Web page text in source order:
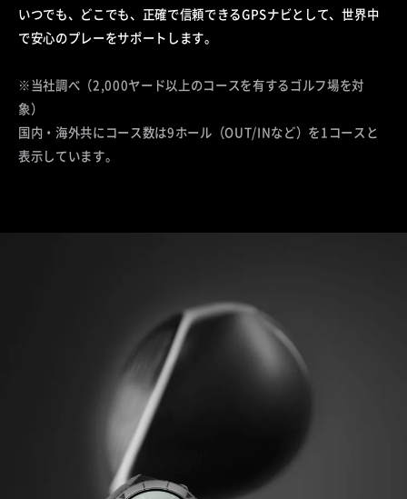
いつでも、どこでも、正確で信頼できるGPSナビとして、世界中
で安心のプレーをサポートします。
※当社調べ（2,000ヤード以上のコースを有するゴルフ場を対
象）
国内・海外共にコース数は9ホール（OUT/INなど）を1コースと
表示しています。